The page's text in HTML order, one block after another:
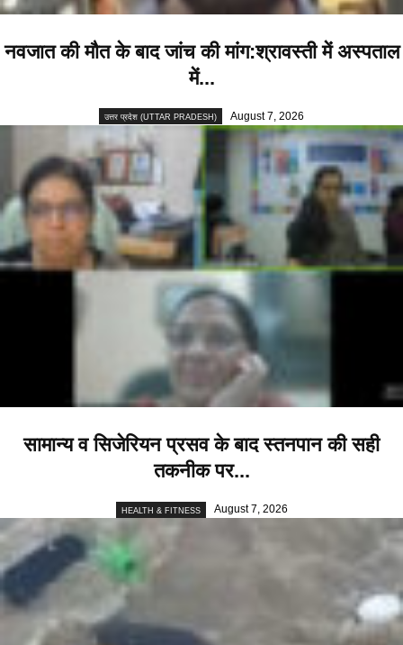
नवजात की मौत के बाद जांच की मांग:श्रावस्ती में अस्पताल
में...
उत्तर प्रदेश (UTTAR PRADESH) August 7, 2026
सामान्य व सिजेरियन प्रसव के बाद स्तनपान की सही
तकनीक पर...
HEALTH & FITNESS August 7, 2026